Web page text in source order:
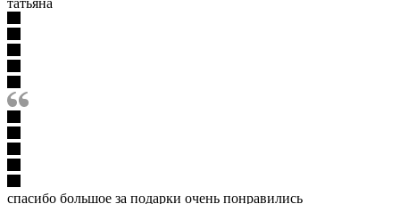
спасибо большое за подарки очень понравились